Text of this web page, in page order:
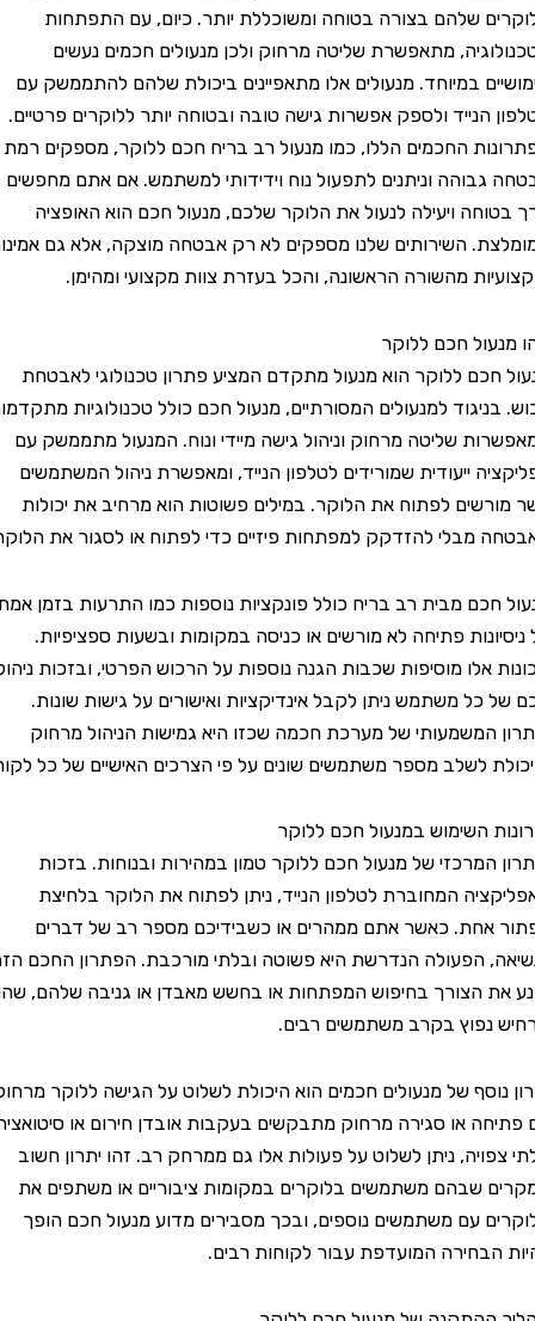
שלהם בצורה בטוחה ומשוכללת יותר. כיום, עם התפתחות
מתאפשרת שליטה מרחוק ולכן מנעולים חכמים נעשים
במיוחד. מנעולים אלו מתאפיינים ביכולת שלהם להתממשק עם
ולספק אפשרות גישה טובה ובטוחה יותר ללוקרים פרטיים.
החכמים הללו, כמו מנעול רב בריח חכם ללוקר, מספקים רמת
וניתנים לתפעול נוח וידידותי למשתמש. אם אתם מחפשים
ויעילה לנעול את הלוקר שלכם, מנעול חכם הוא האופציה
השירותים שלנו מספקים לא רק אבטחה מוצקה, אלא גם אמינות
מהשורה הראשונה, והכל בעזרת צוות מקצועי ומהימן.
חכם ללוקר
ללוקר הוא מנעול מתקדם המציע פתרון טכנולוגי לאבטחת
למנעולים המסורתיים, מנעול חכם כולל טכנולוגיות מתקדמות
שליטה מרחוק וניהול גישה מיידי ונוח. המנעול מתממשק עם
ייעודית שמורידים לטלפון הנייד, ומאפשרת ניהול המשתמשים
לפתוח את הלוקר. במילים פשוטות הוא מרחיב את יכולות
מבלי להזדקק למפתחות פיזיים כדי לפתוח או לסגור את הלוקר.
מבית רב בריח כולל פונקציות נוספות כמו התרעות בזמן אמת
פתיחה לא מורשים או כניסה במקומות ובשעות ספציפיות.
מוסיפות שכבות הגנה נוספות על הרכוש הפרטי, ובזכות ניהול
משתמש ניתן לקבל אינדיקציות ואישורים על גישות שונות.
המשמעותי של מערכת חכמה שכזו היא גמישות הניהול מרחוק
לשלב מספר משתמשים שונים על פי הצרכים האישיים של כל לקוח.
השימוש במנעול חכם ללוקר
של מנעול חכם ללוקר טמון במהירות ובנוחות. בזכות
המחוברת לטלפון הנייד, ניתן לפתוח את הלוקר בלחיצת
כאשר אתם ממהרים או כשבידיכם מספר רב של דברים
הפעולה הנדרשת היא פשוטה ובלתי מורכבת. הפתרון החכם הזה
הצורך בחיפוש המפתחות או בחשש מאבדן או גניבה שלהם, שהוא
בקרב משתמשים רבים.
של מנעולים חכמים הוא היכולת לשלוט על הגישה ללוקר מרחוק.
או סגירה מרחוק מתבקשים בעקבות אובדן חירום או סיטואציה
ניתן לשלוט על פעולות אלו גם ממרחק רב. זהו יתרון חשוב
שבהם משתמשים בלוקרים במקומות ציבוריים או משתפים את
עם משתמשים נוספים, ובכך מסבירים מדוע מנעול חכם הופך
המועדפת עבור לקוחות רבים.